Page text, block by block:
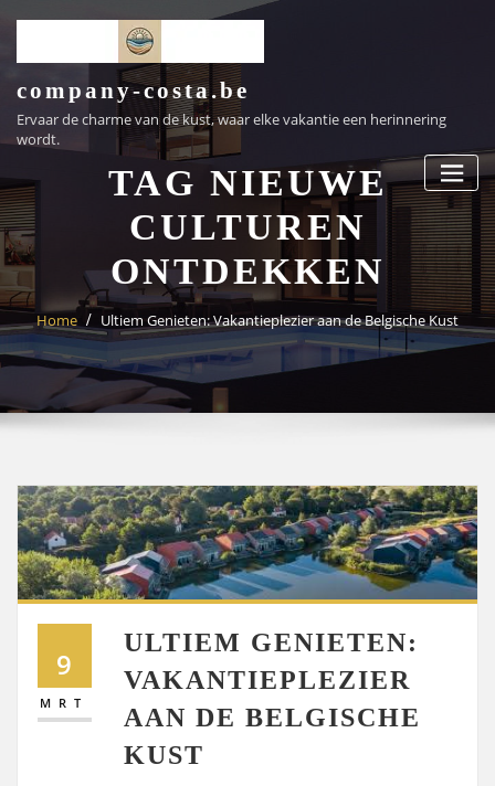
inhoud
company-costa.be
Ervaar de charme van de kust, waar elke vakantie een herinnering
wordt.
TAG NIEUWE
CULTUREN
ONTDEKKEN
Home Ultiem Genieten: Vakantieplezier aan de Belgische Kust
9
MRT
ULTIEM GENIETEN:
VAKANTIEPLEZIER
AAN DE BELGISCHE
KUST